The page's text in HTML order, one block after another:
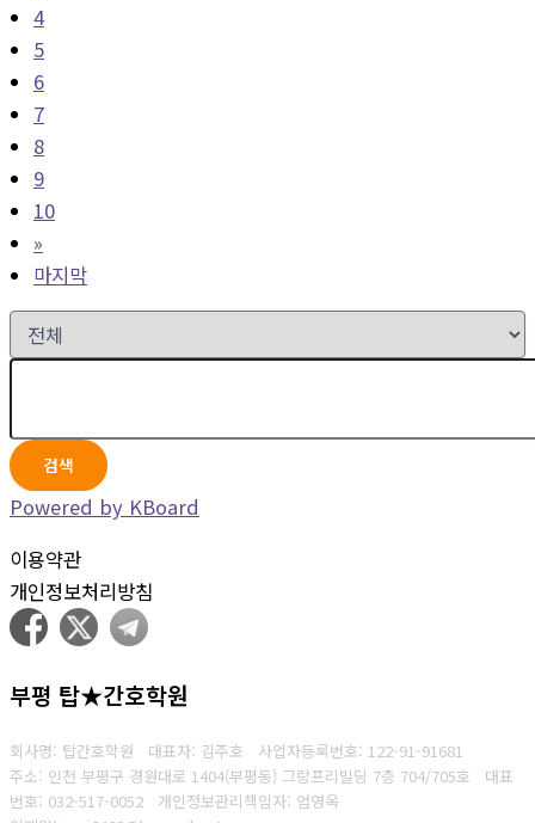
4
5
6
7
8
9
10
»
마지막
검색
Powered by KBoard
이용약관
개인정보처리방침
부평 탑★간호학원
회사명: 탑간호학원 대표자: 김주호 사업자등록번호: 122-91-91681
주소: 인천 부평구 경원대로 1404(부평동) 그랑프리빌딩 7층 704/705호 대표
번호: 032-517-0052
개인정보관리책임자: 엄영옥